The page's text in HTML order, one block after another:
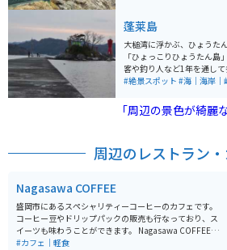
一般公開も行われています。 近くまで車やバイクで行け
ないので、3.8km離れた駐
を歩いて向かうことになり
ますが、ほとんど未舗装な
から歩いて30分ほどかかり
がない人はやめておいた方が
証明書は、宮古市内の以下
ラルホテル熊安 ・宮古ホテ
テル ・ホテル近江屋 ・休暇
蓬莱島
大槌湾に浮かぶ、ひょうた
「ひょっこりひょうたん
客や釣り人など1年を通して
社には豊漁と航海の安全を
#絶景スポット #海｜海岸｜
「周辺の景色が綺麗
周辺のレストラン
Nagasawa COFFEE
盛岡市にあるスペシャリティーコーヒーのカフェです。
コーヒー豆やドリップパックの販売も行なっており、ス
イーツも味わうことができます。 Nagasawa COFFEEの
魅力は、なんと言ってもオーナー長澤さんの焙煎力で
#カフェ｜軽食